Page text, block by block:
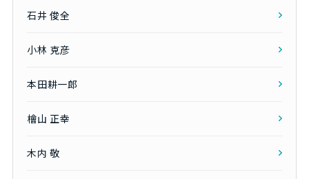
石井 俊全
小林 克彦
本田耕一郎
檜山 正幸
木内 敬